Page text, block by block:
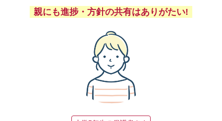
親にも進捗・方針の共有はありがたい!